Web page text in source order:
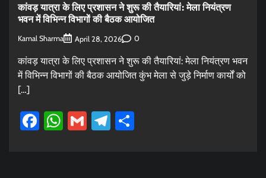
कांवड़ यात्रा के लिए प्रशासन ने शुरू की तैयारियां: मेला नियंत्रण
भवन में विभिन्न विभागों की बैठक आयोजित
Kamal Sharma April 28, 2026 0
कांवड़ यात्रा के लिए प्रशासन ने शुरू की तैयारियां: मेला नियंत्रण भवन
में विभिन्न विभागों की बैठक आयोजित कुंभ मेला से जुड़े निर्माण कार्यों को
[…]
Facebook
WhatsApp
GmailTelegram